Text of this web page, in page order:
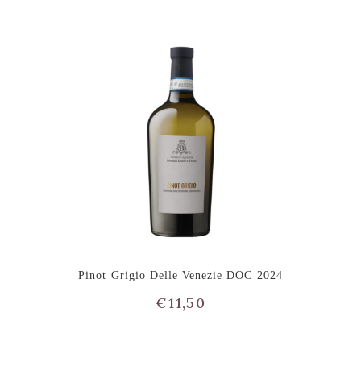
Pinot Grigio Delle Venezie DOC 2024
€11,50